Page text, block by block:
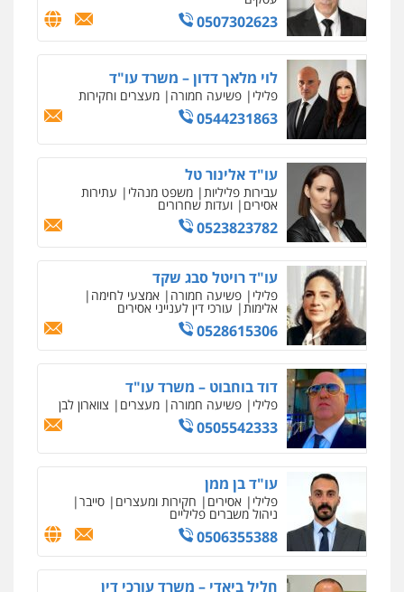
עו"ד שאדי כבהא
פלילי עורכי דין לענייני אסירים
0525556970
משרד עורכי דין חן ברוך
0505078733
עו"ד קארין לגטיוי
פלילי פשיעה חמורה
0507446995
עו"ד ירון גיגי
פלילי צווארון לבן
0522249087
עו"ד רועי אטיאס
525043999
פלילי פשיעה חמורה סמים והימורים
מעצרים וחקירות
0526555488
0507302623
לוי מלאך דדון – משרד עו"ד
פלילי פשיעה חמורה מעצרים וחקירות
0544231863
עו"ד אלינור טל
עבירות פליליות משפט מנהלי עתירות
אסירים ועדות שחרורים
0523823782
עו"ד רויטל סבג שקד
פלילי פשיעה חמורה אמצעי לחימה
אלימות עורכי דין לענייני אסירים
0528615306
דוד בוחבוט – משרד עו"ד
פלילי פשיעה חמורה מעצרים צווארון לבן
0505542333
עו"ד בן ממן
פלילי אסירים חקירות ומעצרים סייבר
ניהול משברים פליליים
0506355388
חליל ביאדי – משרד עורכי דין
0504578527
מחיקת כתבות מגוגל ודחיקת אזכורים
שליליים
שירותים מקצועיים לעורכי דין
0522508109
אחסון אתרים
מהירות הגנה גיבוי תמיכה שירותים
מקצועיים לעורכי דין
מרכז התחלה חדשה
אסירים עבירות מין שירותים מקצועיים
לעורכי דין
0544500346
טיפול בהתמכרויות שירותים מקצועיים
לעורכי דין
0504062539
עו"ד ד"ר אבי שקד
עבירות כלכליות הלבנת הון חילוטים
עבירות פליליות
0544385337
איתי חקירות – שירותים לעורכי דין